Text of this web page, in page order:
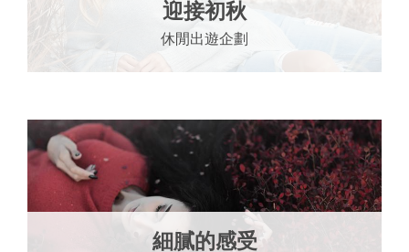
迎接初秋
休閒出遊企劃
細膩的感受